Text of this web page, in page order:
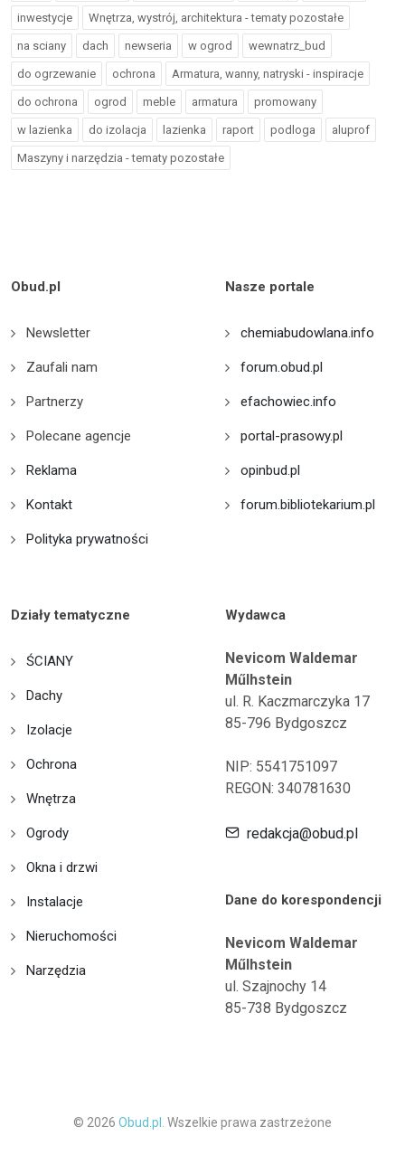
inwestycje Wnętrza, wystrój, architektura - tematy pozostałe
na sciany dach newseria w ogrod wewnatrz_bud
do ogrzewanie ochrona Armatura, wanny, natryski - inspiracje
do ochrona ogrod meble armatura promowany
w lazienka do izolacja lazienka raport podloga aluprof
Maszyny i narzędzia - tematy pozostałe
Obud.pl
Newsletter
Zaufali nam
Partnerzy
Polecane agencje
Reklama
Kontakt
Polityka prywatności
Nasze portale
chemiabudowlana.info
forum.obud.pl
efachowiec.info
portal-prasowy.pl
opinbud.pl
forum.bibliotekarium.pl
Działy tematyczne
ŚCIANY
Dachy
Izolacje
Ochrona
Wnętrza
Ogrody
Okna i drzwi
Instalacje
Nieruchomości
Narzędzia
Wydawca
Nevicom Waldemar
Műlhstein
ul. R. Kaczmarczyka 17
85-796 Bydgoszcz
NIP: 5541751097
REGON: 340781630
redakcja@obud.pl
Dane do korespondencji
Nevicom Waldemar
Műlhstein
ul. Szajnochy 14
85-738 Bydgoszcz
© 2026 Obud.pl. Wszelkie prawa zastrzeżone